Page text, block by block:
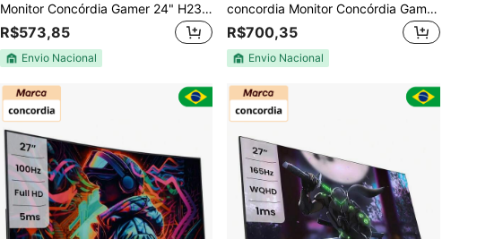
Monitor Concórdia Gamer 24" H238G 144hz IPS Led Full Hd Com Vesa SRGB 100%
R$573,85
Envio Nacional
concordia Monitor Concórdia Gamer Curvo CZ238F 23.8 100hz LED Full HD SRGB 99%
R$700,35
Envio Nacional